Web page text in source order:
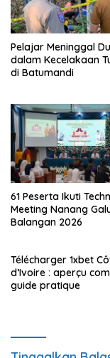
Pelajar Meninggal
dalam Kecelakaan
di Batumandi
61 Peserta Ikuti
Meeting Nanang
Balangan 2026
Télécharger 1xbet
d’Ivoire : aperçu
guide pratique